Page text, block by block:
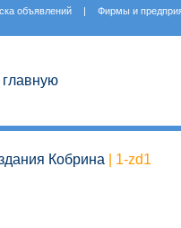
объявлений | Фирмы и
Кобрина | 1-zd1